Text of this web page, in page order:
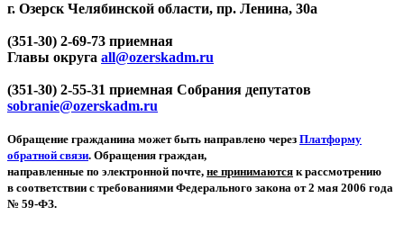
г. Озерск Челябинской области, пр. Ленина, 30а
(351-30) 2-69-73 приемная
Главы округа all@ozerskadm.ru
(351-30) 2-55-31 приемная Собрания депутатов
sobranie@ozerskadm.ru
Обращение гражданина может быть направлено через Платформу
обратной связи. Обращения граждан,
направленные по электронной почте, не принимаются к рассмотрению
в соответствии с требованиями Федерального закона от 2 мая 2006 года
№ 59-ФЗ.